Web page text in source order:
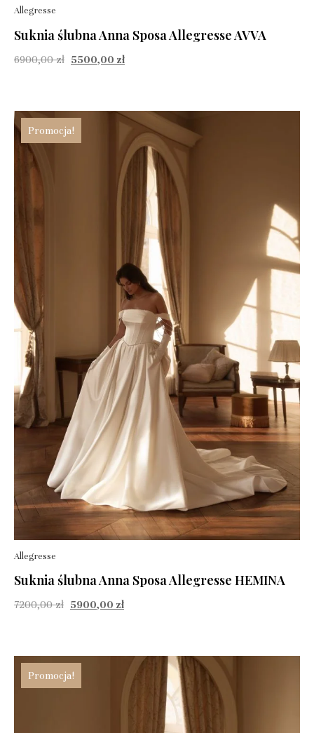
Allegresse
Suknia ślubna Anna Sposa Allegresse AVVA
6900,00zł 5500,00 zł
Promocja!
Allegresse
Suknia ślubna Anna Sposa Allegresse HEMINA
7200,00zł 5900,00 zł
Promocja!